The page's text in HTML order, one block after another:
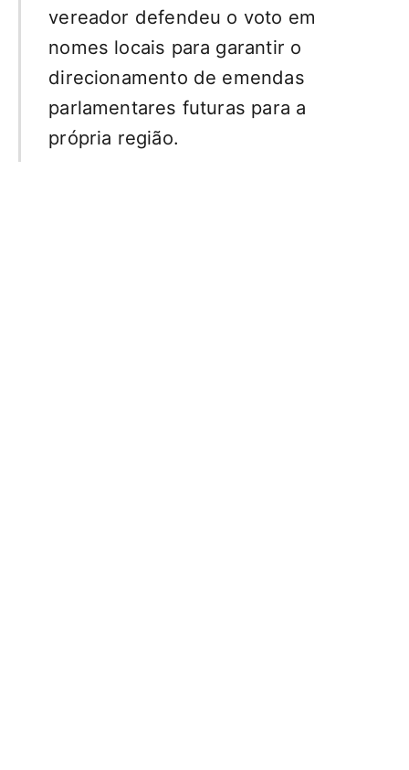
vereador defendeu o voto em
nomes locais para garantir o
direcionamento de emendas
parlamentares futuras para a
própria região.